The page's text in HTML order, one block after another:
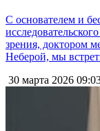
С основателем и
зрения, доктором
Неберой, мы
30 марта 2026